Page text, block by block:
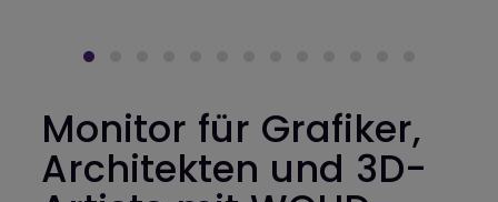
Monitor für Grafiker,
Architekten und 3D-